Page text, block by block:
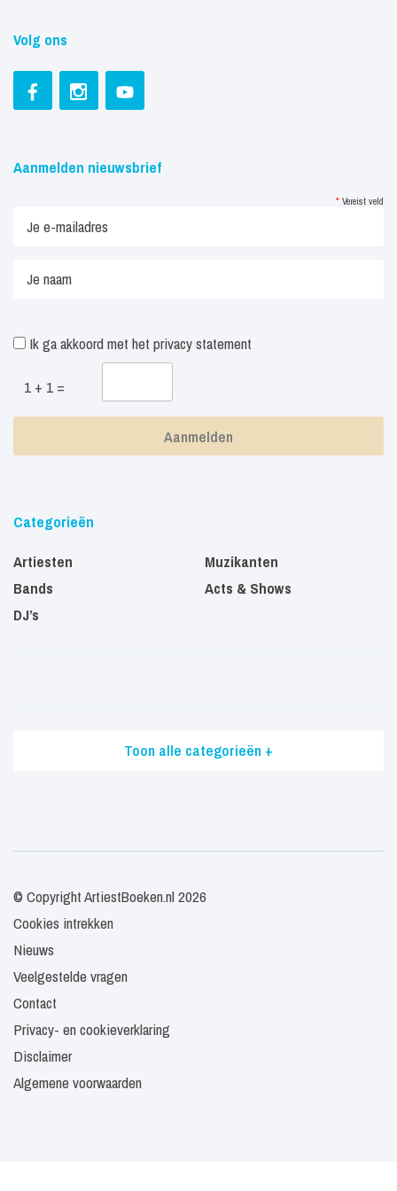
Volg ons
Aanmelden nieuwsbrief
* Vereist veld
Ik ga akkoord met het privacy statement
1 + 1 =
Categorieën
Artiesten
Bands
DJ’s
Muzikanten
Acts & Shows
Toon alle categorieën +
© Copyright ArtiestBoeken.nl 2026
Cookies intrekken
Nieuws
Veelgestelde vragen
Contact
Privacy- en cookieverklaring
Disclaimer
Algemene voorwaarden